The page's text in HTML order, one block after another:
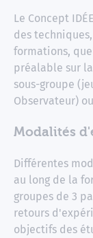
Le Concept
des
formations,
préalable sur
sous-groupe
Observateur)
Modalités
Différentes
au long de la
groupes de 3
retours
objectifs des